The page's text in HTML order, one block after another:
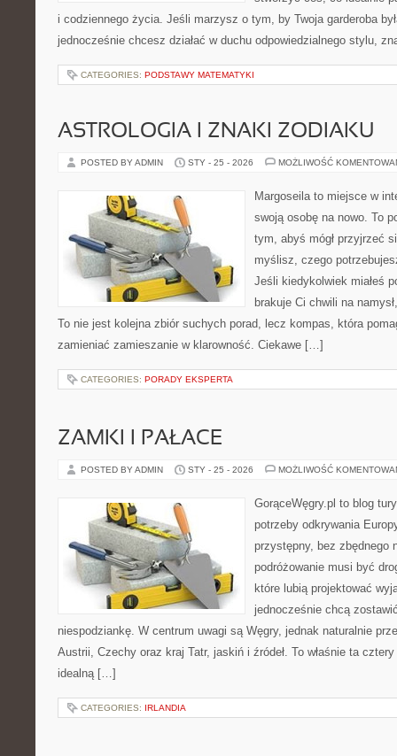
i codziennego życia. Jeśli marzysz o tym, by Twoja garderoba
jednocześnie chcesz działać w duchu odpowiedzialnego stylu,
CATEGORIES: PODSTAWY MATEMATYKI
ASTROLOGIA I ZNAKI ZODIAKU
POSTED BY ADMIN STY - 25 - 2026 MOŻLIWOŚĆ
Margoseila to miejsce w
swoją osobę na nowo. To
tym, abyś mógł przyjrzeć
myślisz, czego
Jeśli kiedykolwiek miałeś
brakuje Ci chwili na
To nie jest kolejna zbiór suchych porad, lecz kompas, która
zamieniać zamieszanie w klarowność. Ciekawe […]
CATEGORIES: PORADY EKSPERTA
ZAMKI I PAŁACE
POSTED BY ADMIN STY - 25 - 2026 MOŻLIWOŚĆ
GorąceWęgry.pl to blog
potrzeby odkrywania
przystępny, bez zbędnego
podróżowanie musi być
które lubią projektować
jednocześnie chcą
niespodziankę. W centrum uwagi są Węgry, jednak naturalnie
Austrii, Czechy oraz kraj Tatr, jaskiń i źródeł. To właśnie ta
idealną […]
CATEGORIES: IRLANDIA